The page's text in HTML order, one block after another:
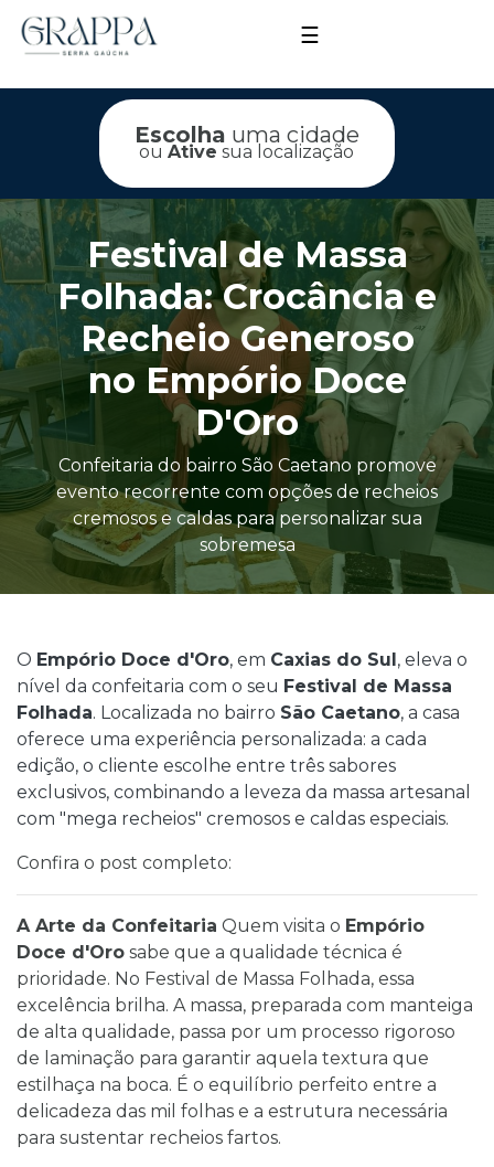
☰
Escolha uma cidade
ouAtive sua localização
Festival de Massa
Folhada: Crocância e
Recheio Generoso
no Empório Doce
D'Oro
Confeitaria do bairro São Caetano promove
evento recorrente com opções de recheios
cremosos e caldas para personalizar sua
sobremesa
O Empório Doce d'Oro, em Caxias do Sul , eleva o
nível da confeitaria com o seu Festival de Massa
Folhada. Localizada no bairro São Caetano, a casa
oferece uma experiência personalizada: a cada
edição, o cliente escolhe entre três sabores
exclusivos, combinando a leveza da massa artesanal
com "mega recheios" cremosos e caldas especiais.
Confira o post completo:
A Arte da Confeitaria Quem visita o Empório
Doce d'Oro sabe que a qualidade técnica é
prioridade. No Festival de Massa Folhada, essa
excelência brilha. A massa, preparada com manteiga
de alta qualidade, passa por um processo rigoroso
de laminação para garantir aquela textura que
estilhaça na boca. É o equilíbrio perfeito entre a
delicadeza das mil folhas e a estrutura necessária
para sustentar recheios fartos.